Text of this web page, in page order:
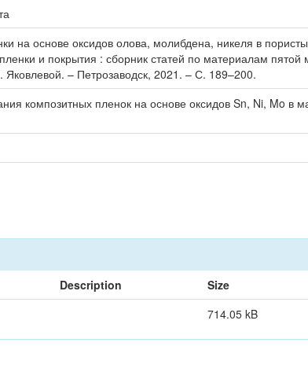
на основе оксидов олова, молибдена, никеля в
и покрытия : сборник статей по материалам
– Петрозаводск, 2021. – С. 189–200.
композитных пленок на основе оксидов Sn, Ni, Mo
Description Size
714.05 kB